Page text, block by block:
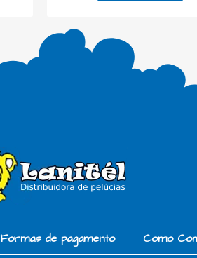
Formas de pagamento Como